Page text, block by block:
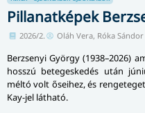
Pillanatképek
2026/2. Oláh Vera, Róka Sándor
Berzsenyi György (1938–2026)
hosszú betegeskedés után
méltó volt őseihez, és
Kay-jel látható.